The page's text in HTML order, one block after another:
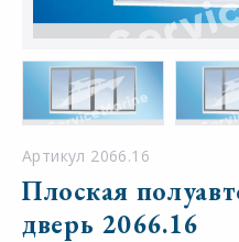
Артикул 2066.16
Плоская
дверь 2066.16